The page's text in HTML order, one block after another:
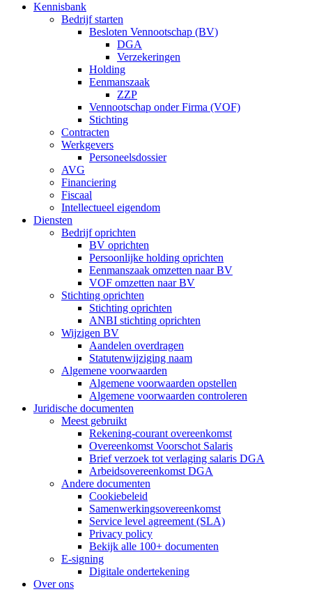
Kennisbank
Bedrijf starten
Besloten Vennootschap (BV)
DGA
Verzekeringen
Holding
Eenmanszaak
ZZP
Vennootschap onder Firma (VOF)
Stichting
Contracten
Werkgevers
Personeelsdossier
AVG
Financiering
Fiscaal
Intellectueel eigendom
Diensten
Bedrijf oprichten
BV oprichten
Persoonlijke holding oprichten
Eenmanszaak omzetten naar BV
VOF omzetten naar BV
Stichting oprichten
Stichting oprichten
ANBI stichting oprichten
Wijzigen BV
Aandelen overdragen
Statutenwijziging naam
Algemene voorwaarden
Algemene voorwaarden opstellen
Algemene voorwaarden controleren
Juridische documenten
Meest gebruikt
Rekening-courant overeenkomst
Overeenkomst Voorschot Salaris
Brief verzoek tot verlaging salaris DGA
Arbeidsovereenkomst DGA
Andere documenten
Cookiebeleid
Samenwerkingsovereenkomst
Service level agreement (SLA)
Privacy policy
Bekijk alle 100+ documenten
E-signing
Digitale ondertekening
Over ons